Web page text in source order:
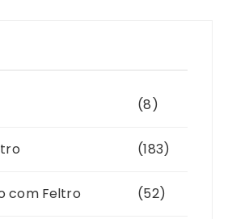
(8)
(183)
com Feltro (52)